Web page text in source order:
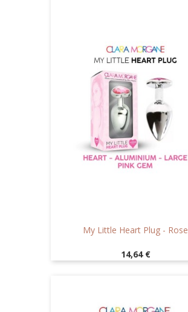
My Little Heart Plug - Rose
Prix
14,64 €